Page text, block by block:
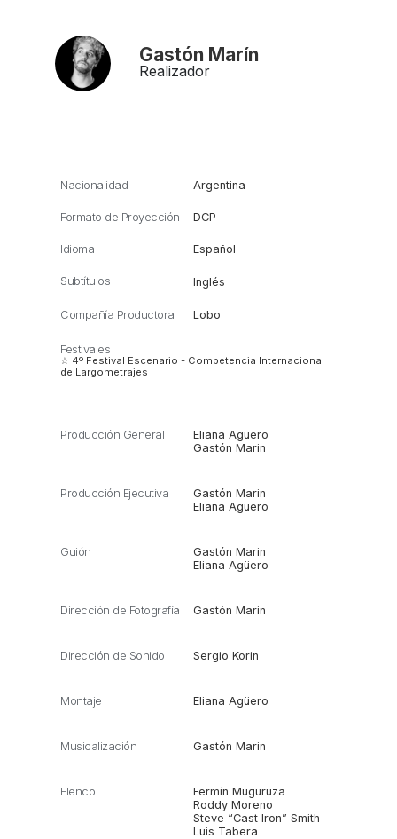
Gastón Marín
Realizador
Nacionalidad Argentina
Formato de Proyección DCP
Idioma Español
Subtítulos Inglés
Compañía Productora Lobo
Festivales
☆ 4º Festival Escenario - Competencia Internacional
de Largometrajes
Producción General
Eliana Agüero
Gastón Marin
Producción Ejecutiva
Gastón Marin
Eliana Agüero
Guión
Gastón Marin
Eliana Agüero
Dirección de Fotografía Gastón Marin
Dirección de Sonido Sergio Korin
Montaje Eliana Agüero
Musicalización Gastón Marin
Elenco
Fermín Muguruza
Roddy Moreno
Steve “Cast Iron” Smith
Luis Tabera